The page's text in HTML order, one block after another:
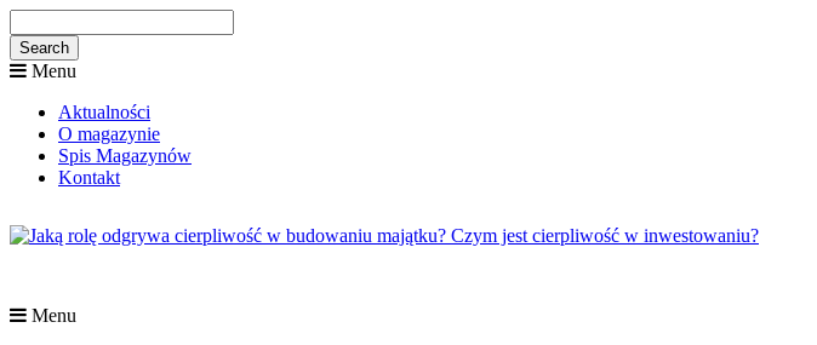
Menu
Aktualności
O magazynie
Spis Magazynów
Kontakt
Menu